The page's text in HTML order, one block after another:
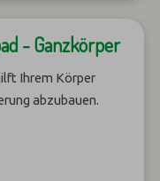
- Ganzkörper
Ihrem Körper
abzubauen.